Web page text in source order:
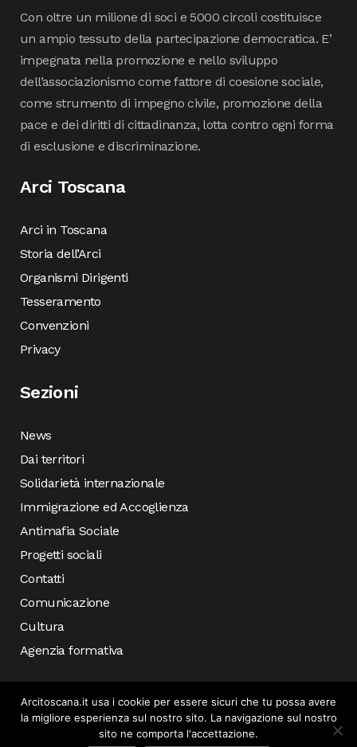
Con oltre un milione di soci e 5000 circoli costituisce
un ampio tessuto della partecipazione democratica. E’
impegnata nella promozione e nello sviluppo
dell’associazionismo come fattore di coesione sociale,
come strumento di impegno civile, promozione della
pace e dei diritti di cittadinanza, lotta contro ogni forma
di esclusione e discriminazione.
Arci Toscana
Arci in Toscana
Storia dell’Arci
Organismi Dirigenti
Tesseramento
Convenzioni
Privacy
Sezioni
News
Dai territori
Solidarietà internazionale
Immigrazione ed Accoglienza
Antimafia Sociale
Progetti sociali
Contatti
Comunicazione
Cultura
Agenzia formativa
Arcitoscana.it usa i cookie per essere sicuri che tu possa avere
la migliore esperienza sul nostro sito. La navigazione sul nostro
sito ne comporta l'accettazione.